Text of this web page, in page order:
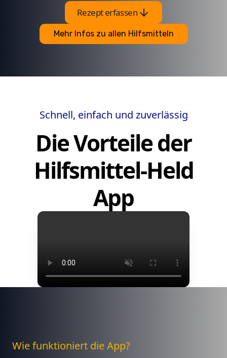
Rezept erfassenarrow_downward
Mehr Infos zu allen Hilfsmitteln
Schnell, einfach und zuverlässig
Die Vorteile der
Hilfsmittel-Held
App
Wie funktioniert die App?